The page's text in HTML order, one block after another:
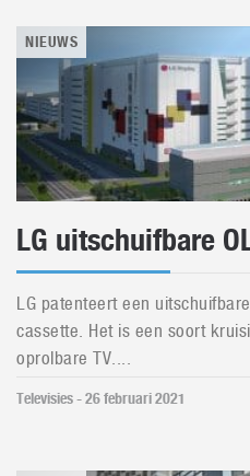
NIEUWS
LG uitschuifbare
LG patenteert een
cassette. Het is een soort
oprolbare TV....
Televisies - 26 februari 2021